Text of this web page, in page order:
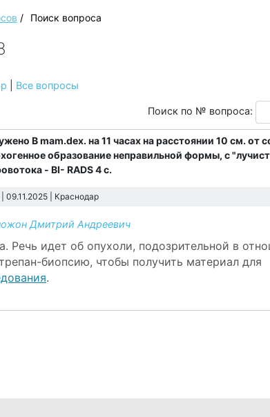
/ Поиск вопроса
Все вопросы
Поиск по № вопроса:
В mam.dex. на 11 часах на расстоянии 10 см. от
образование неправильной формы, с
- BI- RADS 4 c.
09.11.2025 | Краснодар
Дмитрий Андреевич
Речь идет об опухоли, подозрительной в
биопсию, чтобы получить материал для
.